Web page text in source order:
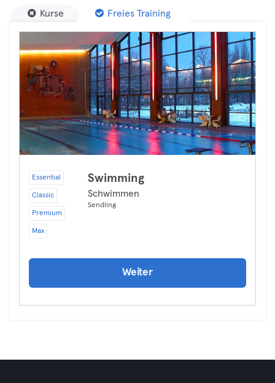
Kurse Freies Training
Essential
Classic
Premium
Max
Swimming
Schwimmen
Sendling
Weiter